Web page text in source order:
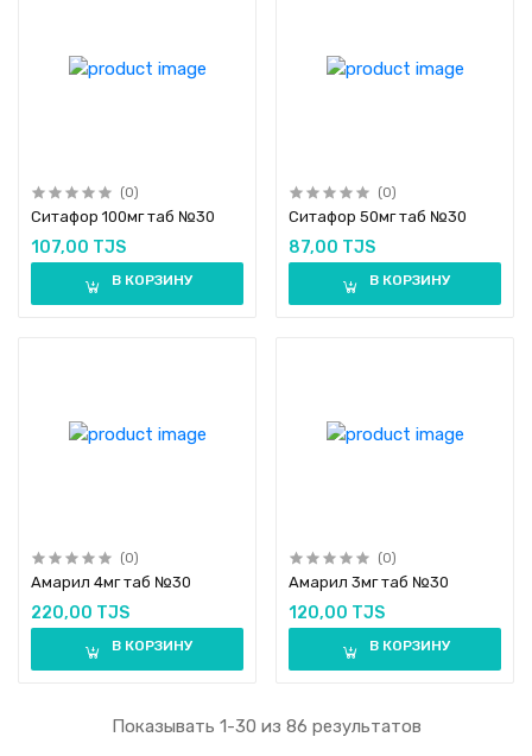
(0)
Ситафор 100мг таб №30
107,00 TJS
В КОРЗИНУ
(0)
Ситафор 50мг таб №30
87,00 TJS
В КОРЗИНУ
(0)
Амарил 4мг таб №30
220,00 TJS
В КОРЗИНУ
(0)
Амарил 3мг таб №30
120,00 TJS
В КОРЗИНУ
Показывать 1-30 из 86 результатов